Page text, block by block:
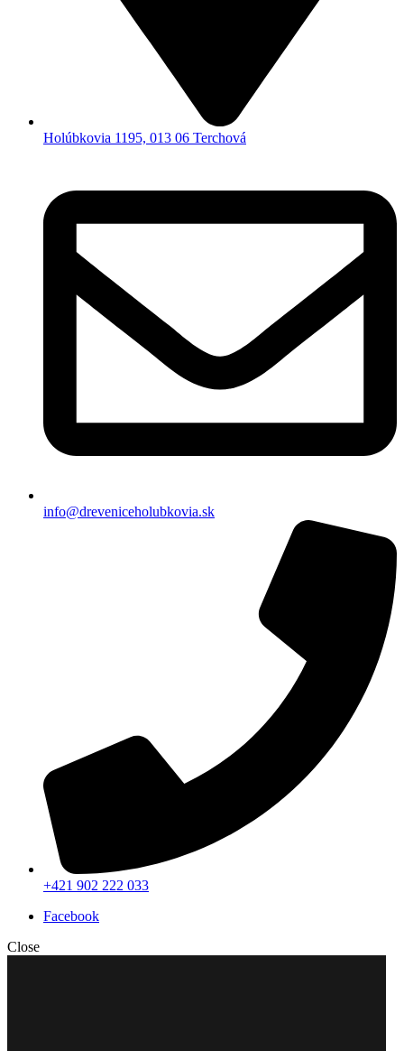
Holúbkovia 1195, 013 06 Terchová
info@dreveniceholubkovia.sk
+421 902 222 033
Facebook
Close